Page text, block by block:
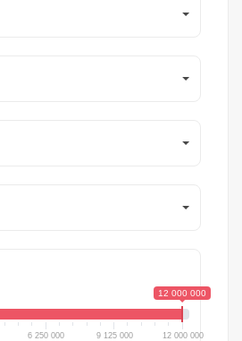
12 000 000
6 250 000 9 125 000 12 000 000